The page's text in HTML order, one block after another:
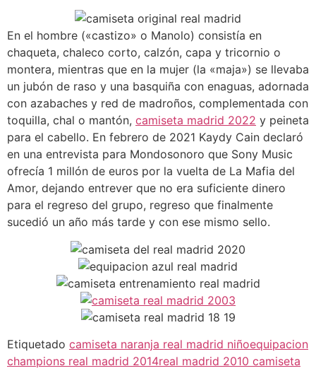
En el hombre («castizo» o Manolo) consistía en
chaqueta, chaleco corto, calzón, capa y tricornio o
montera, mientras que en la mujer (la «maja») se llevaba
un jubón de raso y una basquiña con enaguas, adornada
con azabaches y red de madroños, complementada con
toquilla, chal o mantón, camiseta madrid 2022 y peineta
para el cabello. En febrero de 2021 Kaydy Cain declaró
en una entrevista para Mondosonoro que Sony Music
ofrecía 1 millón de euros por la vuelta de La Mafia del
Amor, dejando entrever que no era suficiente dinero
para el regreso del grupo, regreso que finalmente
sucedió un año más tarde y con ese mismo sello.
Etiquetado camiseta naranja real madrid niñoequipacion
champions real madrid 2014real madrid 2010 camiseta